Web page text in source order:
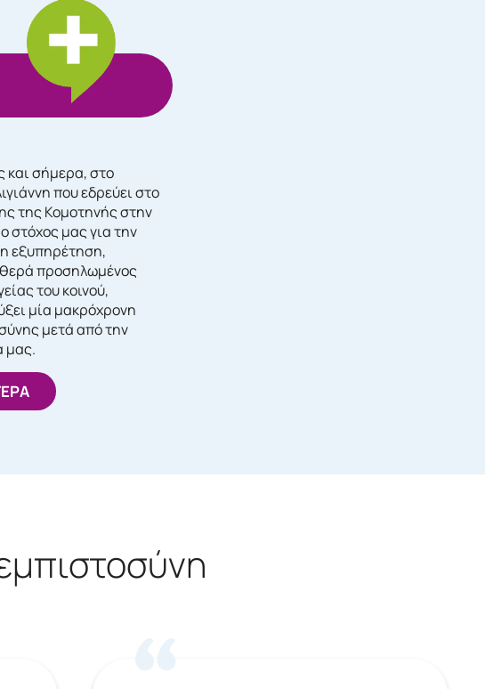
και σήμερα, στο
που εδρεύει στο
της Κομοτηνής στην
στόχος μας για την
εξυπηρέτηση,
προσηλωμένος
του κοινού,
μία μακρόχρονη
μετά από την
μας.